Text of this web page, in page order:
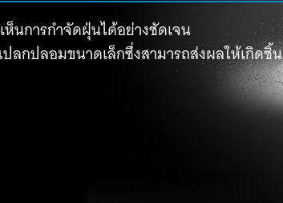
นการกำจัดฝุ่นได้อย่างชัดเจน
กปลอมขนาดเล็กซึ่งสามารถส่งผลให้เกิดชิ้น